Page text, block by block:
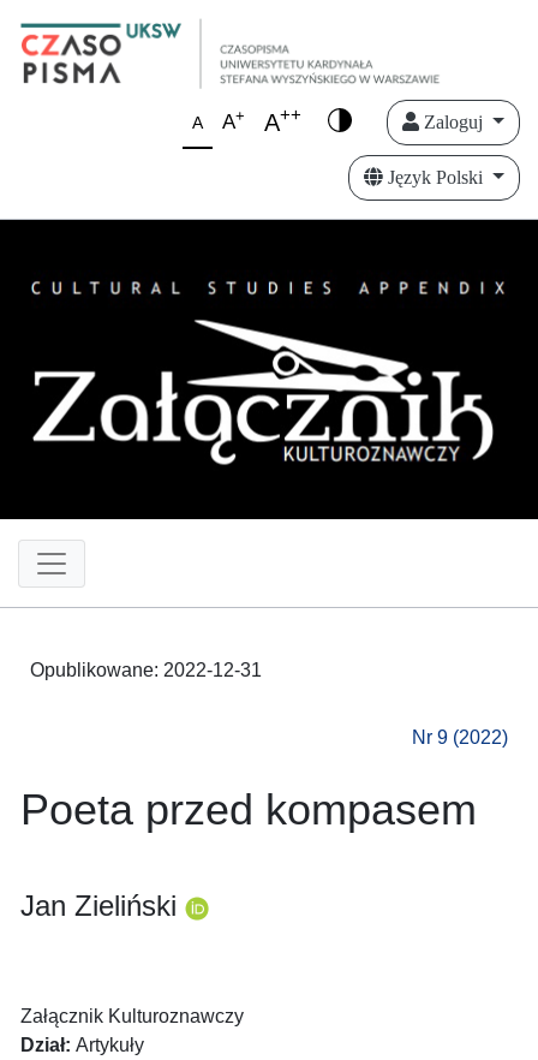
A A+ A++ Zaloguj
Język Polski
Opublikowane: 2022-12-31
Nr 9 (2022)
Poeta przed kompasem
Jan Zieliński
Załącznik Kulturoznawczy
Dział: Artykuły